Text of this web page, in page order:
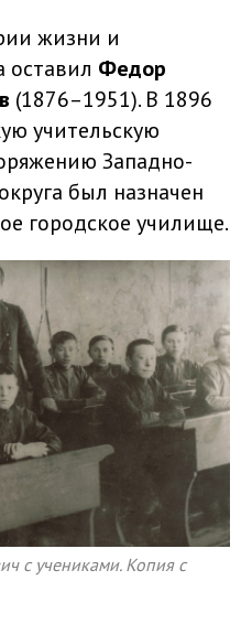
жизни и
оставил Федор
(1876–1951). В 1896
учительскую
Западно-
был назначен
городское училище.
с учениками. Копия с